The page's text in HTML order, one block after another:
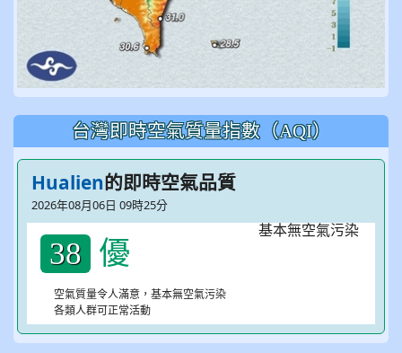
台灣即時空氣質量指數（AQI）
Hualien的即時空氣品質
2026年08月06日 09時25分
38 優
空氣質量令人滿意，基本無空氣污染
各類人群可正常活動